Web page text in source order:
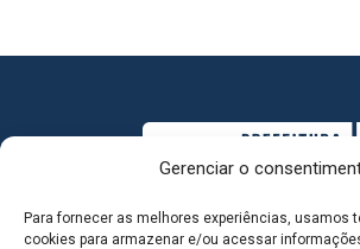
Gerenciar o
Para fornecer as melhores experiências, usamos
cookies para armazenar e/ou acessar